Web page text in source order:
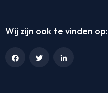
Wij zijn ook te vinden op: